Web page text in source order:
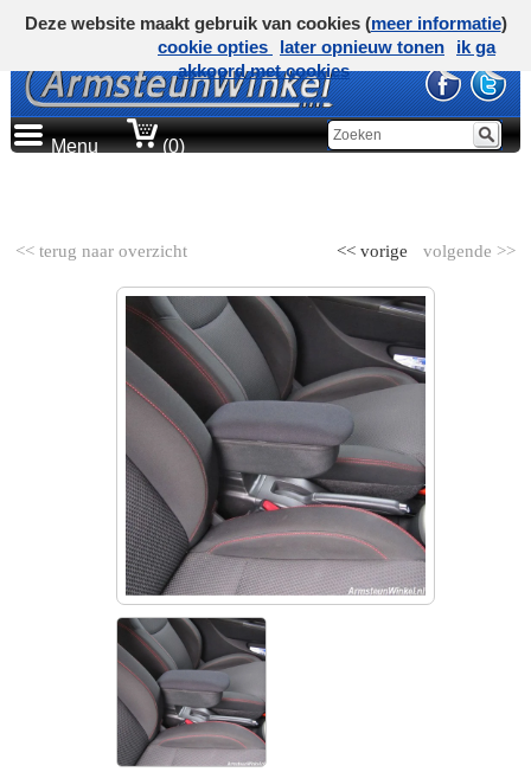
Menu (0)
<< terug naar overzicht volgende >>
<< vorige
Deze website maakt gebruik van cookies (meer informatie)
cookie opties
later opnieuw tonen
ik ga
akkoord met cookies